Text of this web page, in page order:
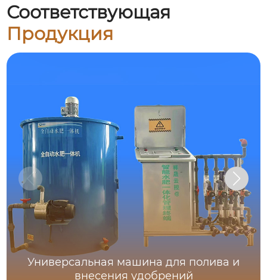
Соответствующая
Продукция
Универсальная машина для полива и
внесения удобрений